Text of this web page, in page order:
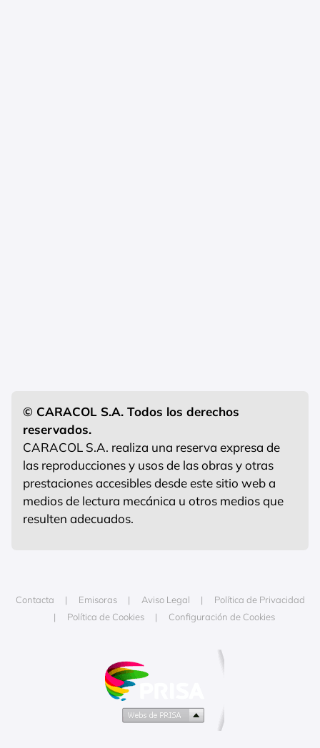
© CARACOL S.A. Todos los derechos
reservados.
CARACOL S.A. realiza una reserva expresa de
las reproducciones y usos de las obras y otras
prestaciones accesibles desde este sitio web a
medios de lectura mecánica u otros medios que
resulten adecuados.
Contacta Emisoras Aviso Legal
Política de Privacidad
Política de Cookies
Configuración de Cookies